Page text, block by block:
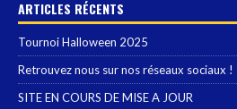
ARTICLES RÉCENTS
Tournoi Halloween 2025
Retrouvez nous sur nos réseaux sociaux !
SITE EN COURS DE MISE A JOUR